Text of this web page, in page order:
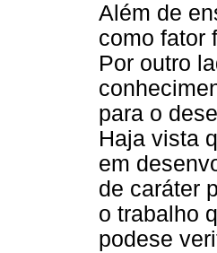
Além de
como fator
Por outro
para o
Haja vista
em
de caráter
o trabalho
podese